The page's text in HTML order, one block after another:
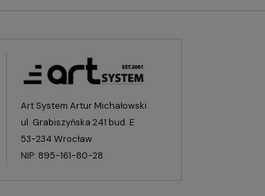
Art System Artur Michałowski
ul. Grabiszyńska 241 bud. E
53-234 Wrocław
NIP: 895-161-80-28